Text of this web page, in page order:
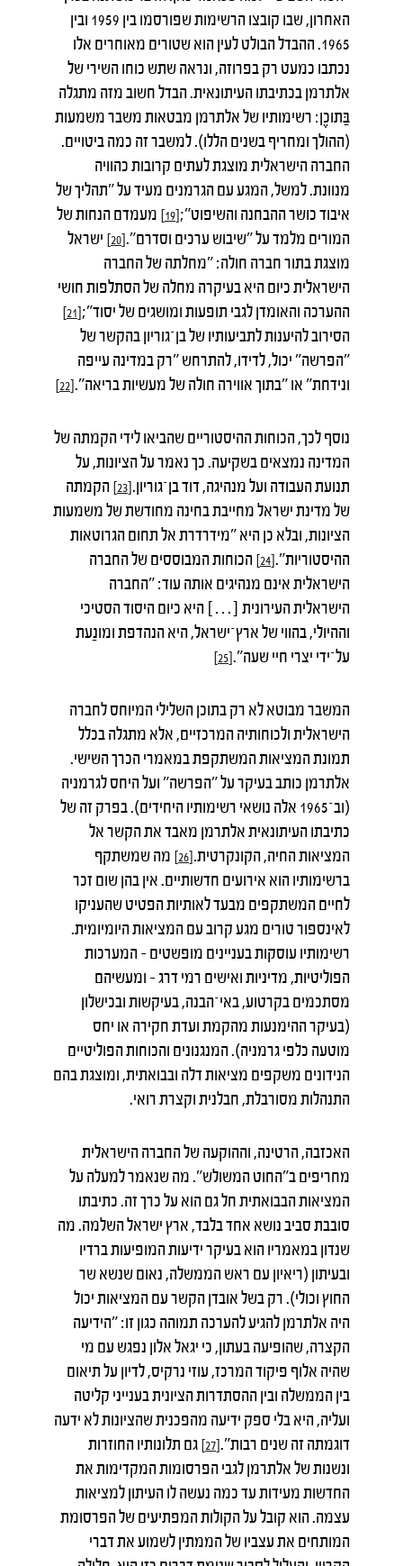
האחרון, שבו קובצו הרשימות שפורסמו בין 1959 ובין
1965. ההבדל הבולט לעין הוא שטורים מאוחרים אלו
נכתבו כמעט רק בפרוזה, ונראה שתש כוחו השירי של
אלתרמן בכתיבתו העיתונאית. הבדל חשוב מזה מתגלה
בַּתוכֶן: רשימותיו של אלתרמן מבטאות משבר משמעות
(ההולך ומחריף בשנים הללו). למשבר זה כמה ביטויים.
החברה הישראלית מוצגת לעתים קרובות כהוויה
מנוונת. למשל, המגע עם הגרמנים מעיד על "תהליך של
איבוד כושר ההבחנה והשיפוט";[19]
מעמדם הנחות של
המורים מלמד על "שיבוש ערכים וסדרם".[20]
ישראל
מוצגת בתור חברה חולה: "מחלתה של החברה
הישראלית כיום היא בעיקרה מחלה של הסתלפות חושי
ההערכה והאומדן לגבי תופעות ומושגים של יסוד";[21]
הסירוב להיענות לתביעותיו של בן־גוריון בהקשר של
"הפרשה" יכול, לדידו, להתרחש "רק במדינה עייפה
ונידחת" או "בתוך אווירה חולה של מעשיות בריאה".[22]
נוסף לכך, הכוחות ההיסטוריים שהביאו לידי הקמתה של
המדינה נמצאים בשקיעה. כך נאמר על הציונות, על
תנועת העבודה ועל מנהיגה, דוד בן־גוריון.[23]
הקמתה
של מדינת ישראל מחייבת בחינה מחודשת של משמעות
הציונות, ובלא כן היא "מידרדרת אל תחום הגרוטאות
ההיסטוריות".[24]
הכוחות המבוססים של החברה
הישראלית אינם מנהיגים אותה עוד: "החברה
הישראלית העירונית […] היא כיום היסוד הסטיכי
וההיולי, בהווי של ארץ־ישראל, היא הנהדפת ומונַעת
על־ידי יצרי חיי שעה".[25]
המשבר מבוטא לא רק בתוכן השלילי המיוחס לחברה
הישראלית ולכוחותיה המרכזיים, אלא מתגלה בכלל
תמונת המציאות המשתקפת במאמרי הכרך השישי.
אלתרמן כותב בעיקר על "הפרשה" ועל היחס לגרמניה
(וב־1965 אלה נושאי רשימותיו היחידים). בפרק זה של
כתיבתו העיתונאית אלתרמן מאבד את הקשר אל
המציאות החיה, הקונקרטית.[26]
מה שמשתקף
ברשימותיו הוא אירועים חדשותיים. אין בהן שום זכר
לחיים המשתקפים מבעד לאותיות הפטיט שהעניקו
לאינספור טורים מגע קרוב עם המציאות היומיומית.
רשימותיו עוסקות בעניינים מופשטים – המערכות
הפוליטיות, מדיניות ואישים רמי דרג – ומעשיהם
מסתכמים בקרטוע, באי־הבנה, בעיקשות ובכישלון
(בעיקר ההימנעות מהקמת ועדת חקירה או יחס
מוטעה כלפי גרמניה). המנגנונים והכוחות הפוליטיים
הנידונים משקפים מציאות דלה ובבואתית, ומוצגת בהם
התנהלות מסורבלת, חבלנית וקצרת רואי.
האכזבה, הרטינה, וההוקעה של החברה הישראלית
מחריפים ב"החוט המשולש". מה שנאמר למעלה על
המציאות הבבואתית חל גם הוא על כרך זה. כתיבתו
סובבת סביב נושא אחד בלבד, ארץ ישראל השלמה. מה
שנדון במאמריו הוא בעיקר ידיעות המופיעות ברדיו
ובעיתון (ריאיון עם ראש הממשלה, נאום שנשא שר
החוץ וכולי). רק בשל אובדן הקשר עם המציאות יכול
היה אלתרמן להגיע להערכה תמוהה כגון זו: "הידיעה
הקצרה, שהופיעה בעתון, כי יגאל אלון נפגש עם מי
שהיה אלוף פיקוד המרכז, עוזי נרקיס, לדיון על תיאום
בין הממשלה ובין ההסתדרות הציונית בענייני קליטה
ועליה, היא בלי ספק ידיעה מהפכנית שהציונות לא ידעה
דוגמתה זה שנים רבות".[27]
גם תלונותיו החוזרות
ונשנות של אלתרמן לגבי הפרסומות המקדימות את
החדשות מעידות עד כמה נעשה לו העיתון למציאות
עצמה. הוא קובל על הקולות המפתיעים של הפרסומת
המותחים את עצביו של הממתין לשמוע את דברי